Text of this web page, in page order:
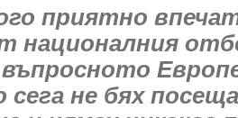
приятно
националния
сега не бях